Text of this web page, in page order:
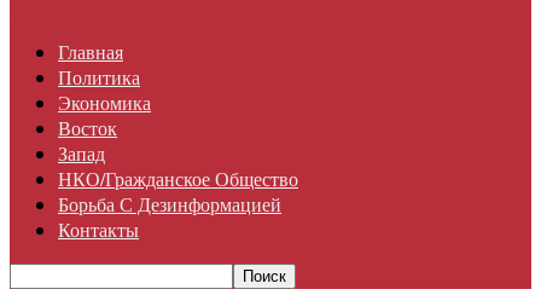
Главная
Политика
Экономика
Восток
Запад
НКО/гражданское Общество
Борьба С Дезинформацией
Контакты